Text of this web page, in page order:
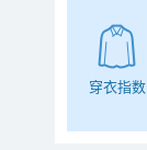
穿衣指数